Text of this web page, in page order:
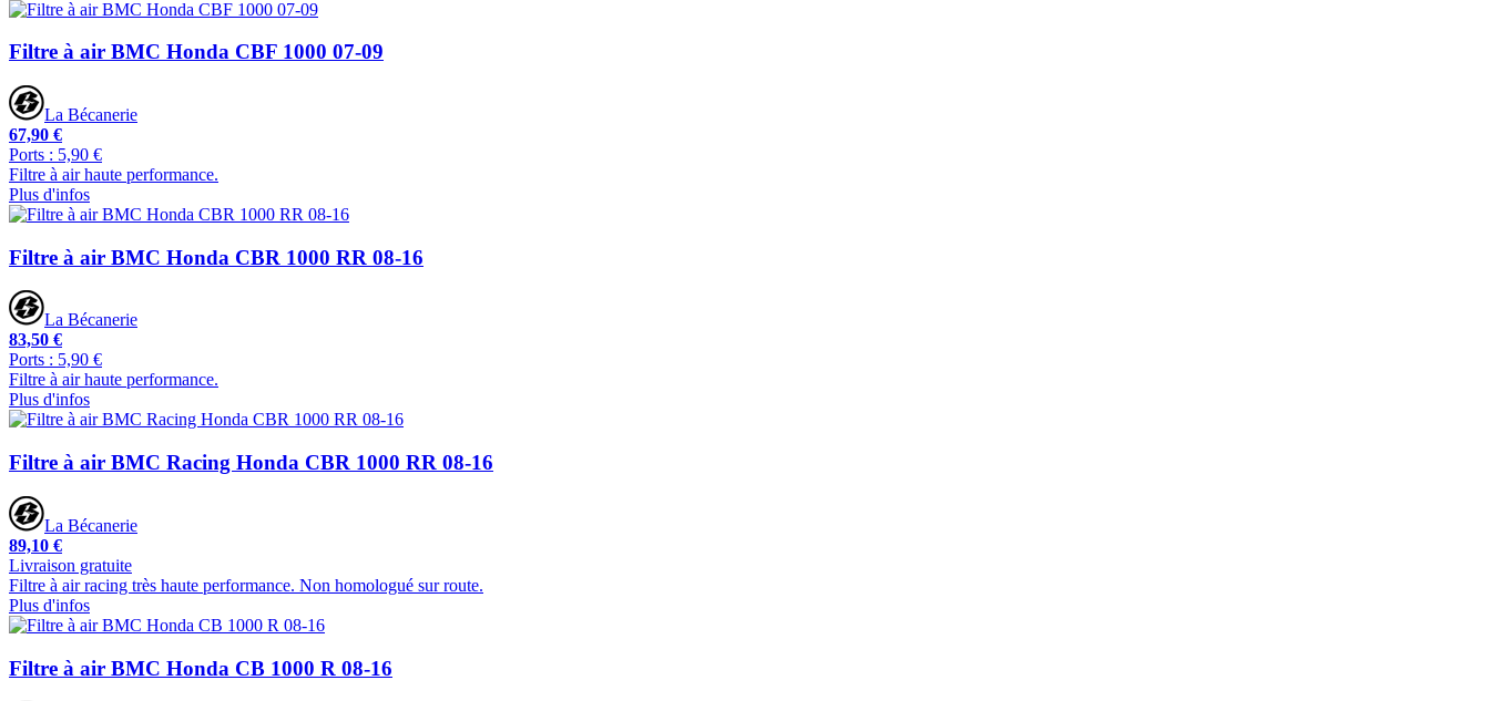
Filtre à air BMC Honda CBF 1000 07-09
La Bécanerie
67,90 €
Ports : 5,90 €
Filtre à air haute performance.
Plus d'infos
Filtre à air BMC Honda CBR 1000 RR 08-16
La Bécanerie
83,50 €
Ports : 5,90 €
Filtre à air haute performance.
Plus d'infos
Filtre à air BMC Racing Honda CBR 1000 RR 08-16
La Bécanerie
89,10 €
Livraison gratuite
Filtre à air racing très haute performance. Non homologué sur route.
Plus d'infos
Filtre à air BMC Honda CB 1000 R 08-16